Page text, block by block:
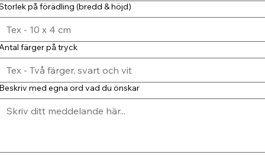
på förädling (bredd & höjd)
färger på tryck
med egna ord vad du önskar